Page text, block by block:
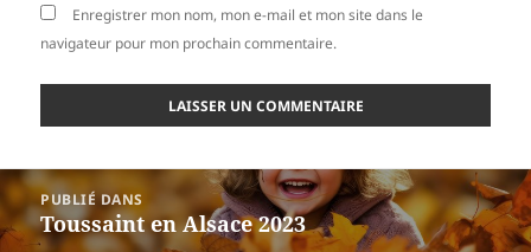
Enregistrer mon nom, mon e-mail et mon site dans le
navigateur pour mon prochain commentaire.
Navigation
de
l’article
PUBLIÉ DANS
Toussaint en Alsace 2023